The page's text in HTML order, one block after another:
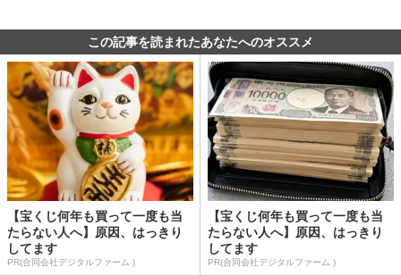
この記事を読まれたあなたへのオススメ
【宝くじ何年も買って一度も当
たらない人へ】原因、はっきり
してます
PR(合同会社デジタルファーム )
【宝くじ何年も買って一度も当
たらない人へ】原因、はっきり
してます
PR(合同会社デジタルファーム )